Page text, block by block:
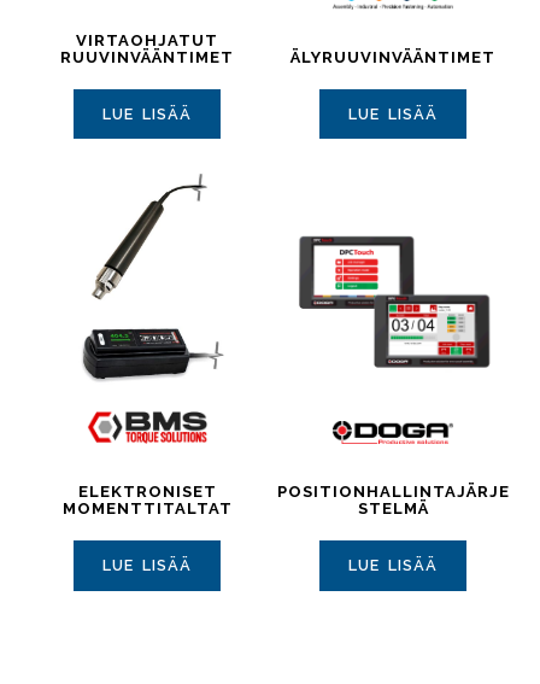
VIRTAOHJATUT
RUUVINVÄÄNTIMET
LUE LISÄÄ
ÄLYRUUVINVÄÄNTIMET
LUE LISÄÄ
ELEKTRONISET
MOMENTTITALTAT
LUE LISÄÄ
POSITIONHALLINTAJÄRJE
STELMÄ
LUE LISÄÄ